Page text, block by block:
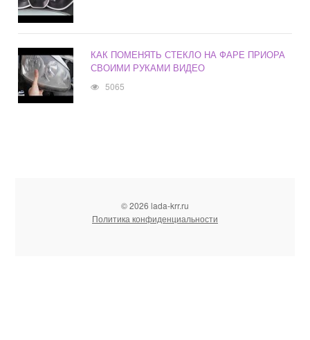
КАК ПОМЕНЯТЬ СТЕКЛО НА ФАРЕ ПРИОРА
СВОИМИ РУКАМИ ВИДЕО
5065
© 2026 lada-krr.ru
Политика конфиденциальности